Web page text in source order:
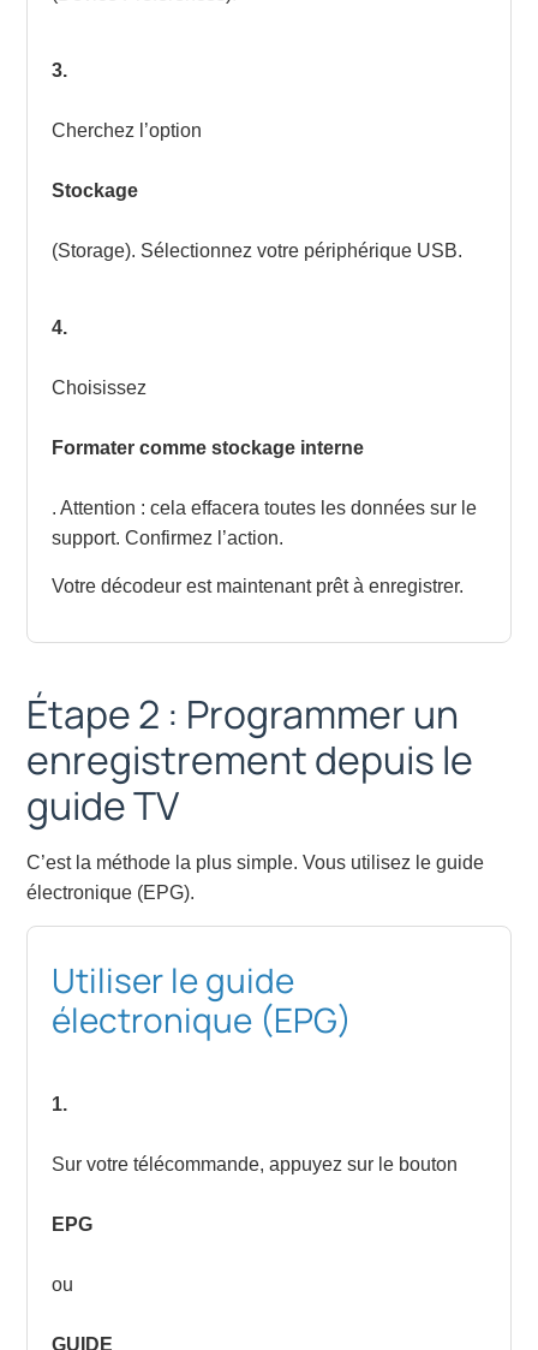
3.
Cherchez l’option
Stockage
(Storage). Sélectionnez votre périphérique USB.
4.
Choisissez
Formater comme stockage interne
. Attention : cela effacera toutes les données sur le
support. Confirmez l’action.
Votre décodeur est maintenant prêt à enregistrer.
Étape 2 : Programmer un
enregistrement depuis le
guide TV
C’est la méthode la plus simple. Vous utilisez le guide
électronique (EPG).
Utiliser le guide
électronique (EPG)
1.
Sur votre télécommande, appuyez sur le bouton
EPG
ou
GUIDE